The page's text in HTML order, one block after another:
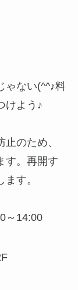
ゃない(^^♪料
けよう♪
のため、
す。再開す
す。
～14:00